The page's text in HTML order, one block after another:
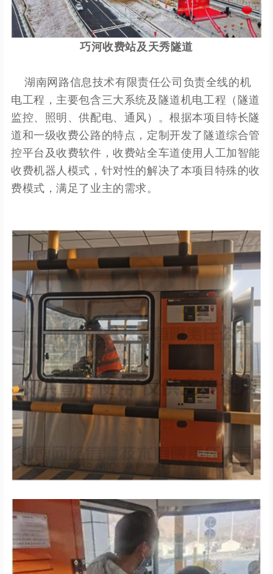
巧河收费站及天秀隧道
湖南网路信息技术有限责任公司负责全线的机
电工程，主要包含三大系统及隧道机电工程（隧道
监控、照明、供配电、通风）。根据本项目特长隧
道和一级收费公路的特点，定制开发了隧道综合管
控平台及收费软件，收费站全车道使用人工加智能
收费机器人模式，针对性的解决了本项目特殊的收
费模式，满足了业主的需求。